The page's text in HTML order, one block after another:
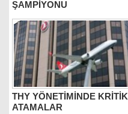
ŞAMPİYONU
THY YÖNETİMİNDE KRİTİK
ATAMALAR